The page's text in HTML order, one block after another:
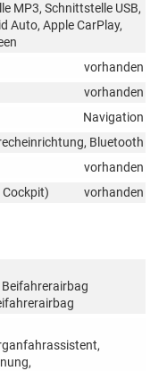
MP3, Schnittstelle USB,
Auto, Apple CarPlay,
vorhanden
vorhanden
Navigation
Bluetooth
vorhanden
vorhanden